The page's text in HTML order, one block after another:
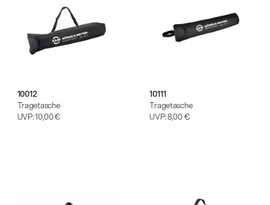
10012
Tragetasche
UVP:10,00 €
10111
Tragetasche
UVP:8,00 €